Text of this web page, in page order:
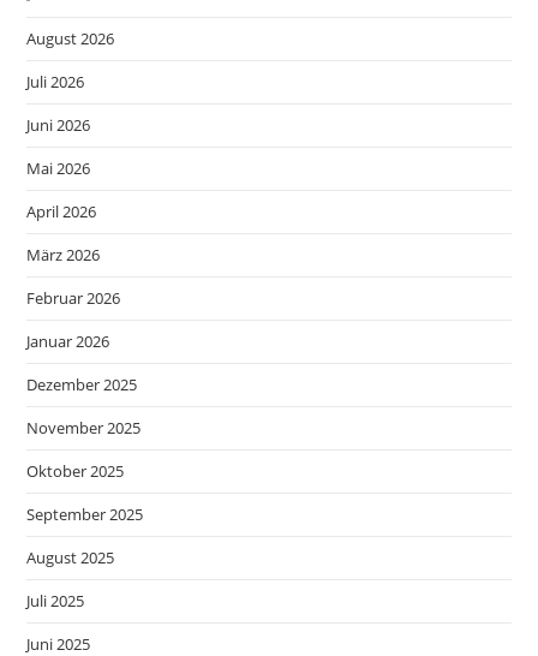
August 2026
Juli 2026
Juni 2026
Mai 2026
April 2026
März 2026
Februar 2026
Januar 2026
Dezember 2025
November 2025
Oktober 2025
September 2025
August 2025
Juli 2025
Juni 2025